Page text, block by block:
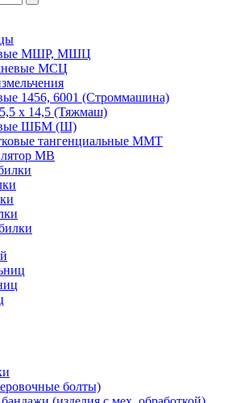
МШР, МШЦ
МСЦ
1456, 6001 (Строммашина)
х 14,5 (Тяжмаш)
ШБМ (Ш)
тангенциальные ММТ
МВ
болты)